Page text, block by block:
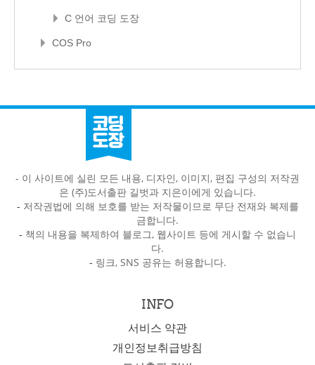
C 언어 코딩 도장
COS Pro
- 이 사이트에 실린 모든 내용, 디자인, 이미지, 편집 구성의 저작권
은 (주)도서출판 길벗과 지은이에게 있습니다.
- 저작권법에 의해 보호를 받는 저작물이므로 무단 전재와 복제를
금합니다.
- 책의 내용을 복제하여 블로그, 웹사이트 등에 게시할 수 없습니
다.
- 링크, SNS 공유는 허용합니다.
INFO
서비스 약관
개인정보취급방침